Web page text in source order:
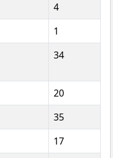
4
1
34
20
35
17